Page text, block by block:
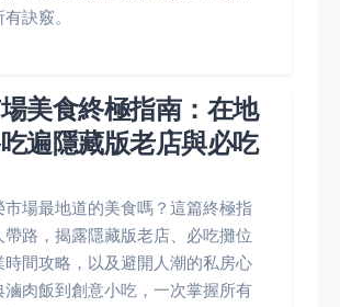
訣竅。
美食終極指南：在地
遍隱藏版老店與必吃
市場最地道的美食嗎？這篇終極指
帶路，揭露隱藏版老店、必吃攤位
時間攻略，以及避開人潮的私房心
滷肉飯到創意小吃，一次掌握所有